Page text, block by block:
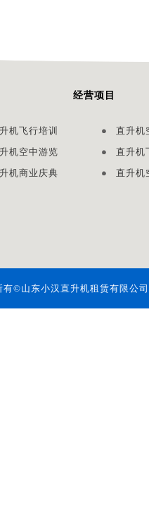
经营项目
机飞行培训
直升机
机空中游览
直升机
机商业庆典
直升机
有©山东小汉直升机租赁有限公